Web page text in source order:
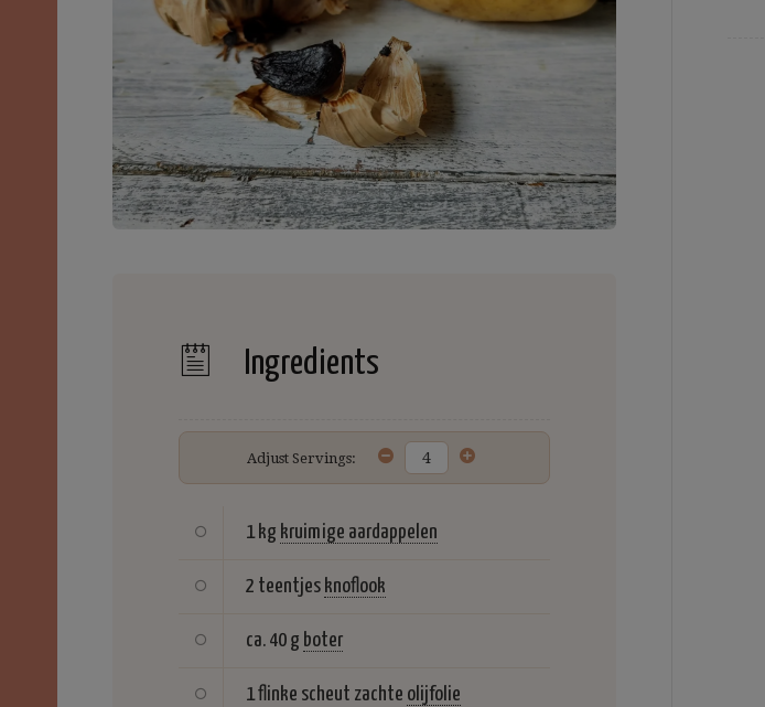
Ingredients
Adjust Servings:
1 kg kruimige aardappelen
2 teentjes knoflook
ca. 40 g boter
1 flinke scheut zachte olijfolie